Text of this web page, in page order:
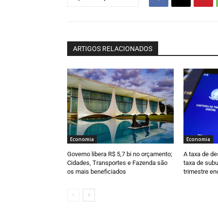
ARTIGOS RELACIONADOS
Economia
Governo libera R$ 5,7 bi no orçamento;
Cidades, Transportes e Fazenda são
os mais beneficiados
Economia
A taxa de
taxa de
trimestre